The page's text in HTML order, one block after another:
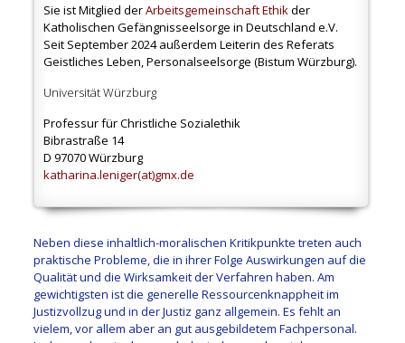
Sie ist Mitglied derArbeitsgemeinschaft Ethikder
Katholischen Gefängnisseelsorge in Deutschland e.V.
Seit September 2024 außerdem Leiterin des Referats
Geistliches Leben, Personalseelsorge (Bistum Würzburg).
Universität Würzburg
Professur für Christliche Sozialethik
Bibrastraße 14
D 97070 Würzburg
katharina.leniger(at)gmx.de
Neben diese inhaltlich-moralischen Kritikpunkte treten auch
praktische Probleme, die in ihrer Folge Auswirkungen auf die
Qualität und die Wirksamkeit der Verfahren haben. Am
gewichtigsten ist die generelle Ressourcenknappheit im
Justizvollzug und in der Justiz ganz allgemein. Es fehlt an
vielem, vor allem aber an gut ausgebildetem Fachpersonal.